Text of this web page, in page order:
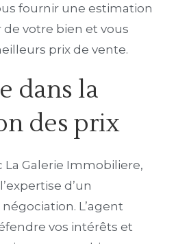
fournir une estimation
de votre bien et vous
prix de vente.
dans la
des prix
La Galerie Immobiliere,
d’un
L’agent
vos intérêts et